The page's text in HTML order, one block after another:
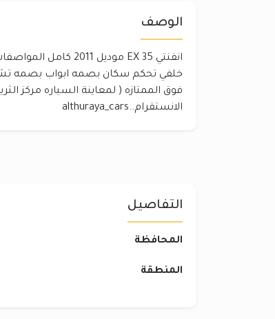
الوصف
فوق الممتازه ( لمعاينة السياره مركز
الانستقرام..althuraya_cars
التفاصيل
المحافظة
المنطقة